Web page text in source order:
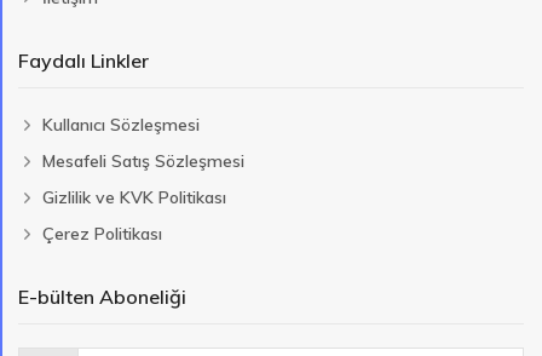
Faydalı Linkler
Kullanıcı Sözleşmesi
Mesafeli Satış Sözleşmesi
Gizlilik ve KVK Politikası
Çerez Politikası
E-bülten Aboneliği